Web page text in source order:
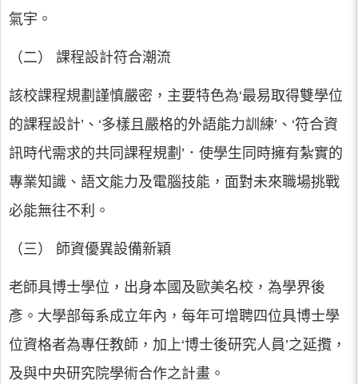
氣宇。
（二） 課程設計符合潮流
該校課程規劃謹慎嚴密，主要特色為‘最易取得雙學位
的課程設計’、‘多樣且嚴格的外語能力訓練’、‘符合資
訊時代需求的共同課程規劃’．使學生同時擁有紮實的
專業知識、語文能力及電腦技能，面對未來職場挑戰
必能無往不利。
（三） 師資優異設備新穎
老師具博士學位，出身本國及歐美名校，為學界後
彥。大學部每系成立年內，每年可增聘四位具博士學
位資格者為專任教師，加上‘博士後研究人員’之延攬，
及與中央研究院學術合作之計畫。